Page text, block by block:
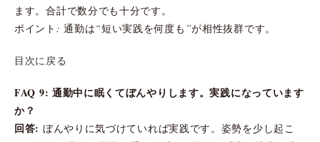
ます。合計で数分でも十分です。
ポイント: 通勤は“短い実践を何度も”が相性抜群です。
目次に戻る
FAQ 9: 通勤中に眠くてぼんやりします。実践になっています
か？
回答: ぼんやりに気づけていれば実践です。姿勢を少し起こ